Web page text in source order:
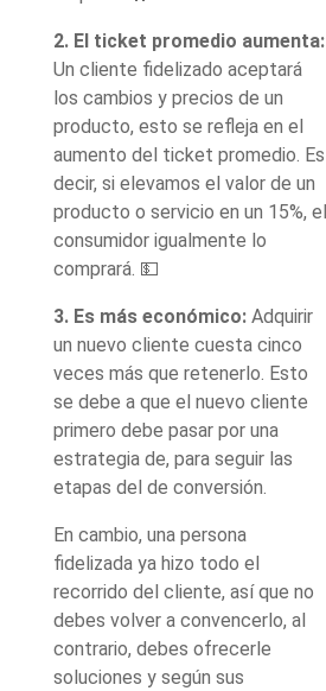
2. El ticket promedio aumenta:
Un cliente fidelizado aceptará
los cambios y precios de un
producto, esto se refleja en el
aumento del ticket promedio. Es
decir, si elevamos el valor de un
producto o servicio en un 15%, el
consumidor igualmente lo
comprará. 💵
3. Es más económico: Adquirir
un nuevo cliente cuesta cinco
veces más que retenerlo. Esto
se debe a que el nuevo cliente
primero debe pasar por una
estrategia de, para seguir las
etapas del de conversión.
En cambio, una persona
fidelizada ya hizo todo el
recorrido del cliente, así que no
debes volver a convencerlo, al
contrario, debes ofrecerle
soluciones y según sus